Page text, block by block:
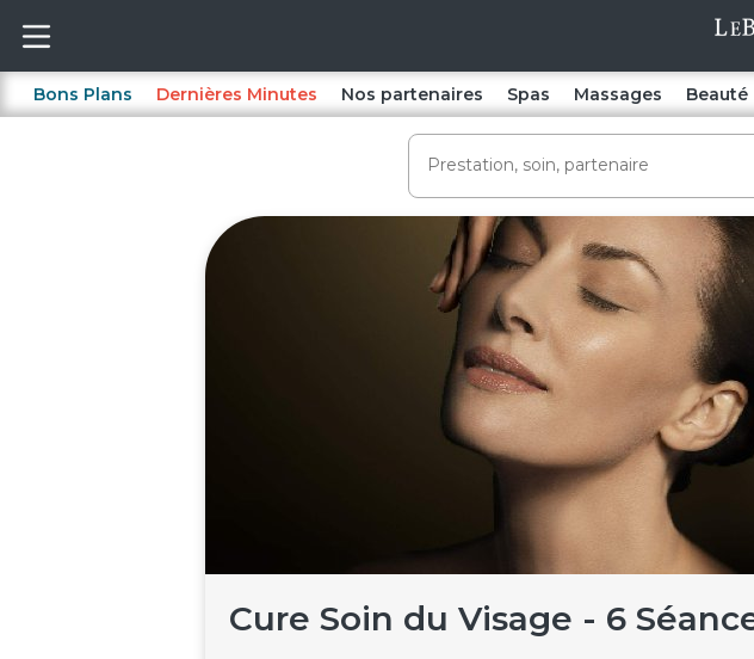
Bons Plans Dernières Minutes Nos partenaires Spas Massages Beauté
Cure Soin du Visage - 6